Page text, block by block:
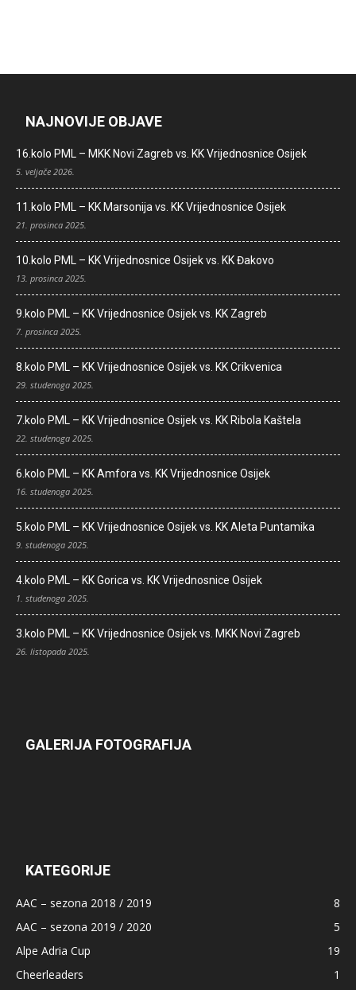
NAJNOVIJE OBJAVE
16.kolo PML – MKK Novi Zagreb vs. KK Vrijednosnice Osijek
5. veljače 2026.
11.kolo PML – KK Marsonija vs. KK Vrijednosnice Osijek
21. prosinca 2025.
10.kolo PML – KK Vrijednosnice Osijek vs. KK Đakovo
13. prosinca 2025.
9.kolo PML – KK Vrijednosnice Osijek vs. KK Zagreb
7. prosinca 2025.
8.kolo PML – KK Vrijednosnice Osijek vs. KK Crikvenica
29. studenoga 2025.
7.kolo PML – KK Vrijednosnice Osijek vs. KK Ribola Kaštela
22. studenoga 2025.
6.kolo PML – KK Amfora vs. KK Vrijednosnice Osijek
16. studenoga 2025.
5.kolo PML – KK Vrijednosnice Osijek vs. KK Aleta Puntamika
9. studenoga 2025.
4.kolo PML – KK Gorica vs. KK Vrijednosnice Osijek
1. studenoga 2025.
3.kolo PML – KK Vrijednosnice Osijek vs. MKK Novi Zagreb
26. listopada 2025.
GALERIJA FOTOGRAFIJA
KATEGORIJE
AAC – sezona 2018 / 2019
8
AAC – sezona 2019 / 2020
5
Alpe Adria Cup
19
Cheerleaders
1